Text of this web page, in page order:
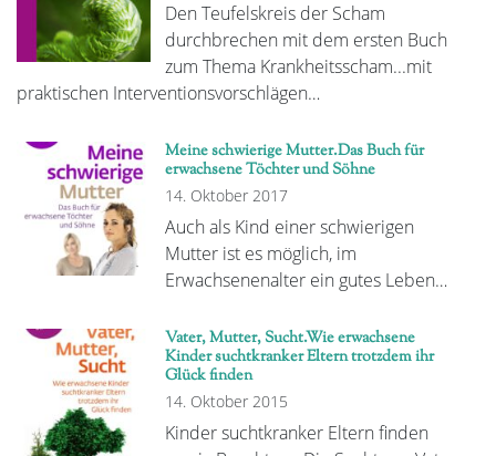
Den Teufelskreis der Scham
durchbrechen mit dem ersten Buch
zum Thema Krankheitsscham...mit
praktischen Interventionsvorschlägen…
Meine schwierige Mutter.Das Buch für
erwachsene Töchter und Söhne
14. Oktober 2017
Auch als Kind einer schwierigen
Mutter ist es möglich, im
Erwachsenenalter ein gutes Leben…
Vater, Mutter, Sucht.Wie erwachsene
Kinder suchtkranker Eltern trotzdem ihr
Glück finden
14. Oktober 2015
Kinder suchtkranker Eltern finden